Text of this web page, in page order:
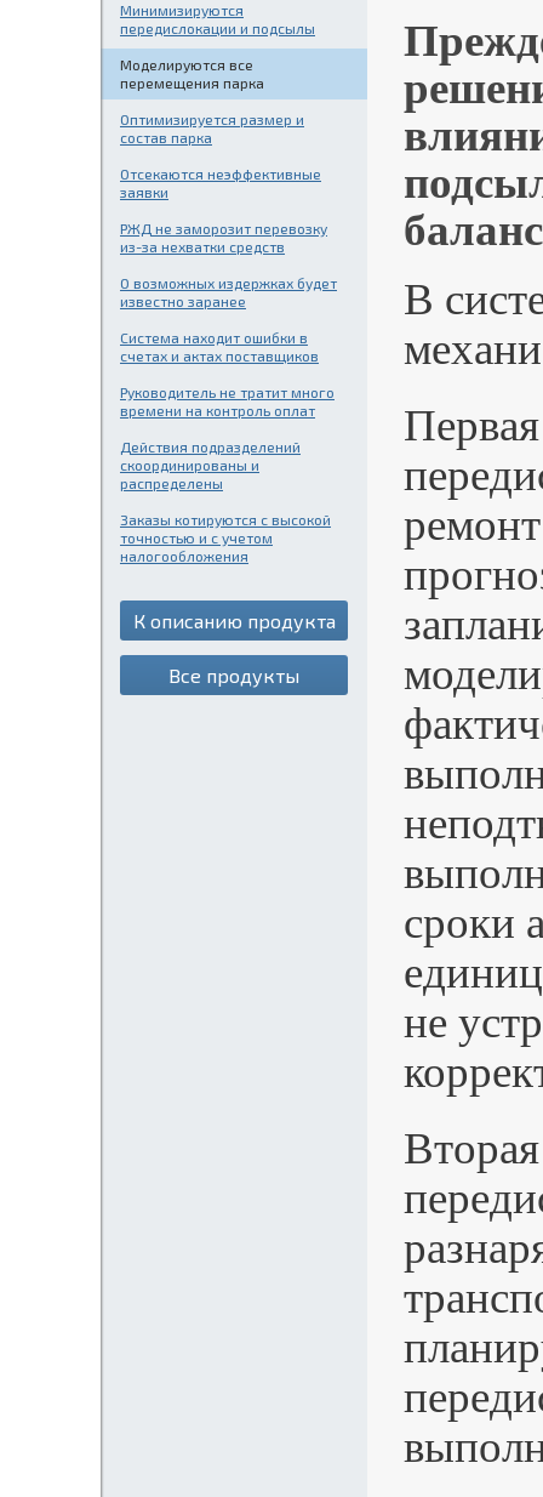
Минимизируются
передислокации и подсылы
Моделируются все
перемещения парка
Оптимизируется размер и
состав парка
Отсекаются неэффективные
заявки
РЖД не заморозит перевозку
из-за нехватки средств
О возможных издержках будет
известно заранее
Система находит ошибки в
счетах и актах поставщиков
Руководитель не тратит много
времени на контроль оплат
Действия подразделений
скоординированы и
распределены
Заказы котируются с высокой
точностью и с учетом
налогообложения
К описанию продукта
Все продукты
В
сроки
не